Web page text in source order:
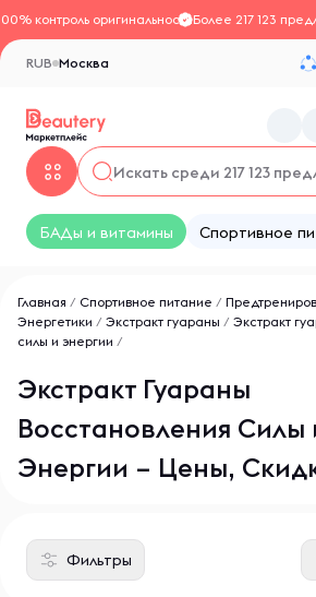
контроль оригинальностиБолее 217 123
Москва
RUB
БАДы и витамины Спортивное
Главная / Спортивное питание /
Энергетики / Экстракт гуараны / Экстракт
силы и энергии /
Экстракт Гуараны
Восстановления Силы
Энергии – Цены,
Фильтры